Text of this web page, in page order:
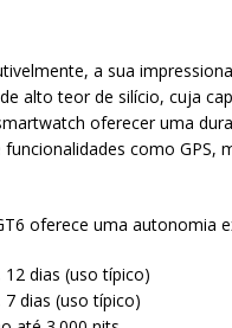
a sua
alto teor de silício, cuja
oferecer uma
como GPS,
oferece uma autonomia
dias (uso típico)
dias (uso típico)